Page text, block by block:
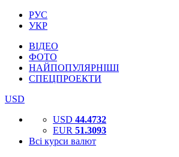
РУС
УКР
ВІДЕО
ФОТО
НАЙПОПУЛЯРНІШІ
СПЕЦПРОЕКТИ
USD
USD 44.4732
EUR 51.3093
Всі курси валют